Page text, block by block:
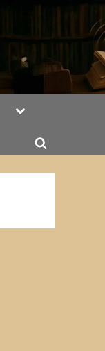
Toggle
Toggle
search